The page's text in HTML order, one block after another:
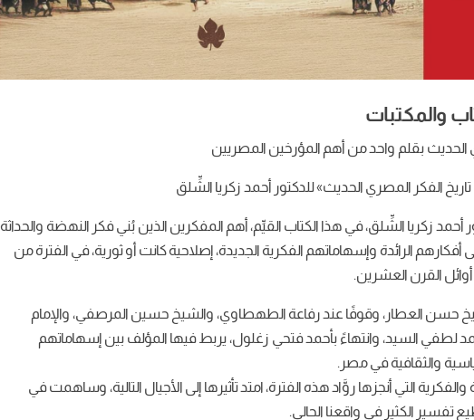
والمكتبات
بقلم واحد من أهم المؤرخين المصريين
الفكر المصري الحديث» للدكتور أحمد زكريا الشِّلق
أحمد زكريا الشِّلق، في هذا الكتاب القيِّم، أهم المفكرين الذين بُني فكر النهضة والحداثة
الرائدة وإسهاماتهم الفكرية الجديدة، إصلاحية كانت أو ثورية، في الفترة من
القرن العشرين.
حسن العطار، وقوفًا عند رفاعة الطهطاوي، والشيخ حسين المرصفي، والإمام
لطفي السيد، وانتهاءً بأحمد فتحي زغلول، يربط فيها المؤلف بين إسهاماتهم
والثقافية في مصر.
التي أنجزها روَّاد هذه الفترة، امتد تأثيرها إلى الأجيال التالية، وساهمت في
تفسير الكثير في واقعنا الحالي.